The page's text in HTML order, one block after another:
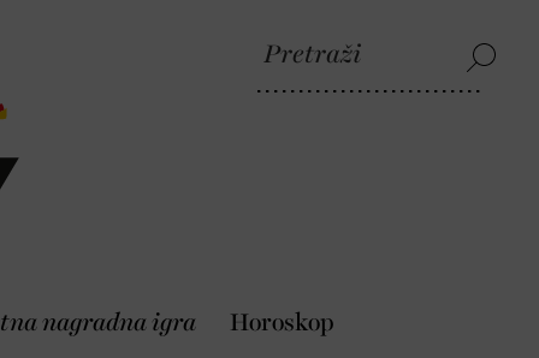
nagradna igra Horoskop